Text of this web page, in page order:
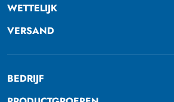
WETTELIJK
VERSAND
BEDRIJF